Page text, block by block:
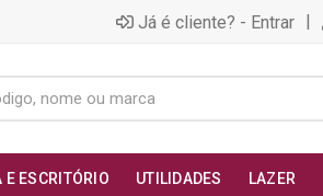
Já é cliente? - Entrar |
E ESCRITÓRIO UTILIDADES LAZER